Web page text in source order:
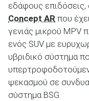
εδάφους επιδόσεις,
Concept AR που
γενιάς μικρού MPV
ενός SUV με
υβριδικό σύστημα
ψεκασμού σε
σύστημα BSG.